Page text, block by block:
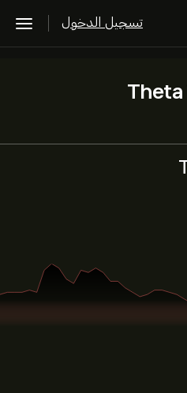
تسجيل الدخول